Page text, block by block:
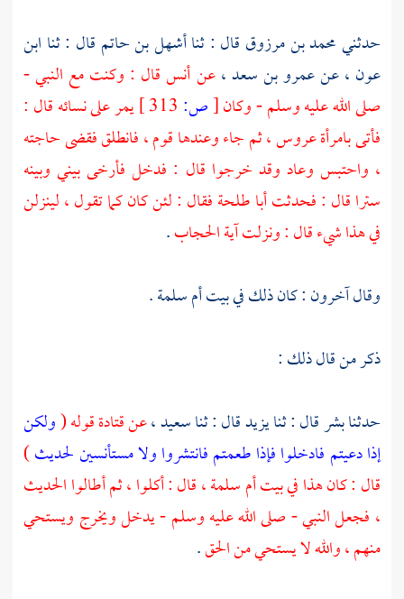
حدثنيمحمد بن مرزوق قال : ثناأشهل بن حاتم قال : ثنا ابن
عون ،عنعمرو بن سعد ،عنأنسقال : وكنت مع النبي -
صلى الله عليه وسلم - وكان[ص:
يمر على نسائه قال :
فأتى بامرأة عروس ، ثم جاء وعندها قوم ، فانطلق فقضى حاجته
، واحتبس وعاد وقد خرجوا قال : فدخل فأرخى بيني وبينه
سترا قال : فحدثتأبا طلحةفقال : لئن كان كما تقول ، لينزلن
في هذا شيء قال : ونزلت آية الحجاب.
وقال آخرون : كان ذلك في بيتأم سلمة.
ذكر من قال ذلك :
حدثنابشرقال : ثنايزيدقال : ثناسعيد ،عنقتادةقوله (ولكن
إذا دعيتم فادخلوا فإذا طعمتم فانتشروا ولا مستأنسين لحديث)
قال : كان هذا في بيتأم سلمة ،قال : أكلوا ، ثم أطالوا الحديث
، فجعل النبي - صلى الله عليه وسلم - يدخل ويخرج ويستحي
منهم ، والله لا يستحي من الحق.